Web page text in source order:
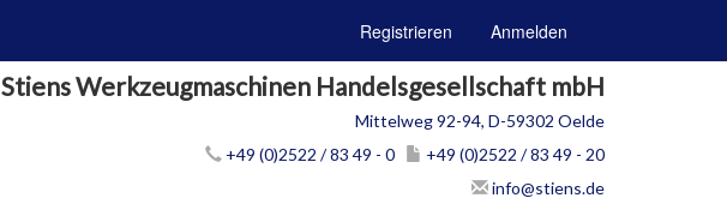
Registrieren Anmelden
Stiens Werkzeugmaschinen Handelsgesellschaft mbH
Mittelweg 92-94, D-59302 Oelde
+49 (0)2522 / 83 49 - 0
+49 (0)2522 / 83 49 - 20
info@stiens.de